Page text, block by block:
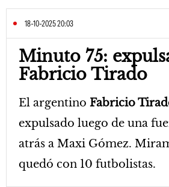
18-10-2025 20:03
Minuto 75:
Fabricio Tirado
El argentino Fabricio
expulsado luego de una
atrás a Maxi Gómez.
quedó con 10 futbolistas.